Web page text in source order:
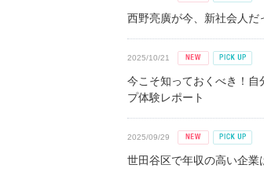
西野亮廣が今、新社会人
2025/10/21
今こそ知っておくべき！自
プ体験レポート
2025/09/29
世田谷区で年収の高い企